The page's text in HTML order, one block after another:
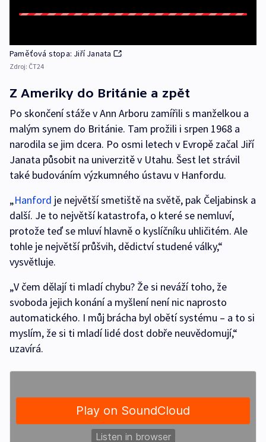
Paměťová stopa: Jiří Janata
Zdroj: ČT24
Z Ameriky do Británie a zpět
Po skončení stáže v Ann Arboru zamířili s manželkou a
malým synem do Británie. Tam prožili i srpen 1968 a
narodila se jim dcera. Po osmi letech v Evropě začal Jiří
Janata působit na univerzitě v Utahu. Šest let strávil
také budováním výzkumného ústavu v Hanfordu.
„Hanford je největší smetiště na světě, pak Čeljabinsk a
další. Je to největší katastrofa, o které se nemluví,
protože teď se mluví hlavně o kyslíčníku uhličitém. Ale
tohle je největší průšvih, dědictví studené války,“
vysvětluje.
„V čem dělají ti mladí chybu? Že si neváží toho, že
svoboda jejich konání a myšlení není nic naprosto
automatického. I můj brácha byl obětí systému – a to si
myslím, že si ti mladí lidé dost dobře neuvědomují,“
uzavírá.